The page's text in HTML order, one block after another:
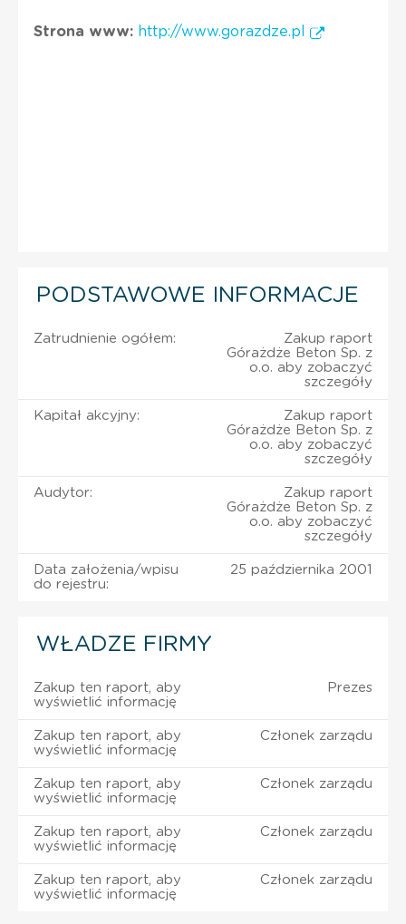
Strona www: http://www.gorazdze.pl
PODSTAWOWE INFORMACJE
Zatrudnienie ogółem:
Zakup raport
Górażdże Beton Sp. z
o.o. aby zobaczyć
szczegóły
Kapitał akcyjny:
Zakup raport
Górażdże Beton Sp. z
o.o. aby zobaczyć
szczegóły
Audytor:
Zakup raport
Górażdże Beton Sp. z
o.o. aby zobaczyć
szczegóły
Data założenia/wpisu
do rejestru:
25 października 2001
WŁADZE FIRMY
Zakup ten raport, aby
wyświetlić informację
Prezes
Zakup ten raport, aby
wyświetlić informację
Członek zarządu
Zakup ten raport, aby
wyświetlić informację
Członek zarządu
Zakup ten raport, aby
wyświetlić informację
Członek zarządu
Zakup ten raport, aby
wyświetlić informację
Członek zarządu